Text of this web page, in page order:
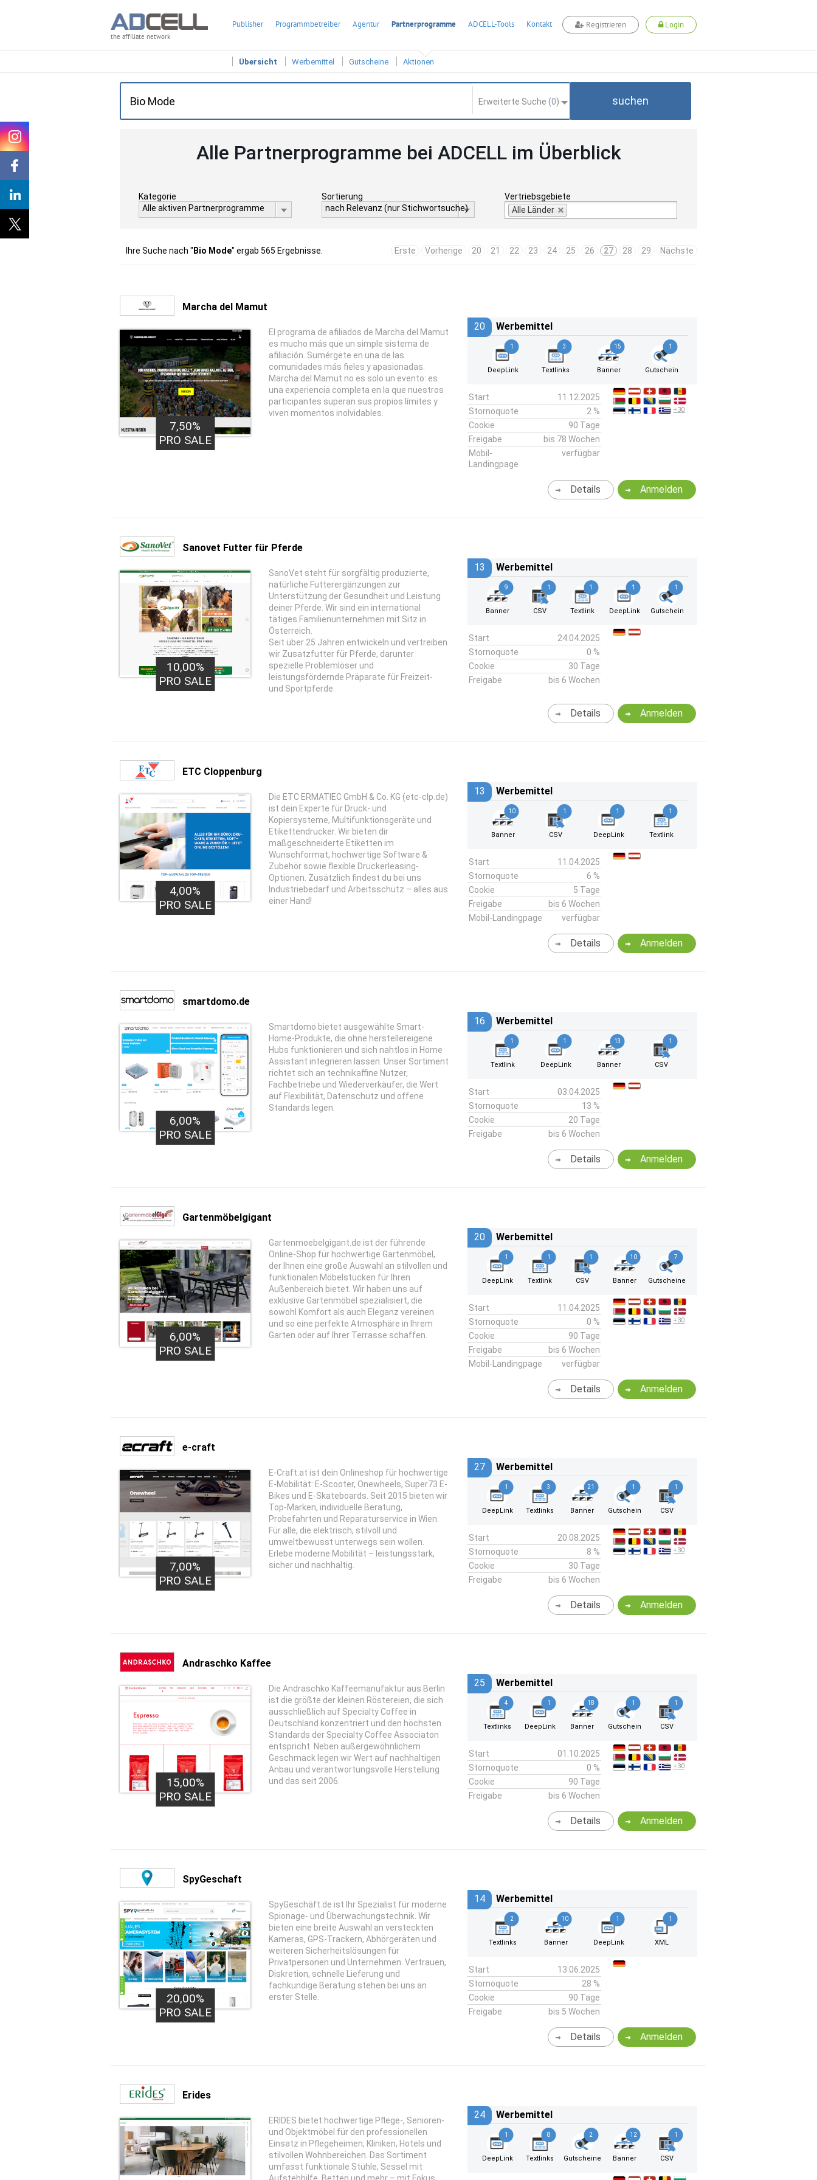
the affiliate network
Publisher Programmbetreiber Agentur Partnerprogramme ADCELL-Tools Kontakt Registrieren Login
Übersicht Werbemittel Gutscheine Aktionen
Erweiterte Suche (0) suchen
Alle Partnerprogramme bei ADCELL im Überblick
Kategorie
Alle aktiven Partnerprogramme
Sortierung
nach Relevanz (nur Stichwortsuche)
Vertriebsgebiete
Alle Länder
Ihre Suche nach " Bio Mode" ergab 565 Ergebnisse. Erste Vorherige 20 21 22 23 24 25 26 27 28 29 Nächste
Marcha del Mamut
7,50%
PRO SALE
El programa de afiliados de Marcha del Mamut
es mucho más que un simple sistema de
afiliación. Sumérgete en una de las
comunidades más fieles y apasionadas.
Marcha del Mamut no es solo un evento: es
una experiencia completa en la que nuestros
participantes superan sus propios límites y
viven momentos inolvidables.
20 Werbemittel
1
DeepLink
3
Textlinks
15
Banner
1
Gutschein
Start
11.12.2025
Stornoquote
2 %
Cookie
90 Tage
Freigabe
bis 78 Wochen
Mobil-
Landingpage
verfügbar
+30
Anmelden
Details
Sanovet Futter für Pferde
10,00%
PRO SALE
SanoVet steht für sorgfältig produzierte,
natürliche Futterergänzungen zur
Unterstützung der Gesundheit und Leistung
deiner Pferde. Wir sind ein international
tätiges Familienunternehmen mit Sitz in
Österreich.
Seit über 25 Jahren entwickeln und vertreiben
wir Zusatzfutter für Pferde, darunter
spezielle Problemlöser und
leistungsfördernde Präparate für Freizeit-
und Sportpferde.
13 Werbemittel
9
Banner
1
CSV
1
Textlink
1
DeepLink
1
Gutschein
Start
24.04.2025
Stornoquote
0 %
Cookie
30 Tage
Freigabe
bis 6 Wochen
Anmelden
Details
ETC Cloppenburg
4,00%
PRO SALE
Die ETC ERMATIEC GmbH & Co. KG (etc-clp.de)
ist dein Experte für Druck- und
Kopiersysteme, Multifunktionsgeräte und
Etikettendrucker. Wir bieten dir
maßgeschneiderte Etiketten im
Wunschformat, hochwertige Software &
Zubehör sowie flexible Druckerleasing-
Optionen. Zusätzlich findest du bei uns
Industriebedarf und Arbeitsschutz – alles aus
einer Hand!
13 Werbemittel
10
Banner
1
CSV
1
DeepLink
1
Textlink
Start
11.04.2025
Stornoquote
6 %
Cookie
5 Tage
Freigabe
bis 6 Wochen
Mobil-Landingpage
verfügbar
Anmelden
Details
smartdomo.de
6,00%
PRO SALE
Smartdomo bietet ausgewählte Smart-
Home-Produkte, die ohne herstellereigene
Hubs funktionieren und sich nahtlos in Home
Assistant integrieren lassen. Unser Sortiment
richtet sich an technikaffine Nutzer,
Fachbetriebe und Wiederverkäufer, die Wert
auf Flexibilität, Datenschutz und offene
Standards legen.
16 Werbemittel
1
Textlink
1
DeepLink
13
Banner
1
CSV
Start
03.04.2025
Stornoquote
13 %
Cookie
20 Tage
Freigabe
bis 6 Wochen
Anmelden
Details
Gartenmöbelgigant
6,00%
PRO SALE
Gartenmoebelgigant.de ist der führende
Online-Shop für hochwertige Gartenmöbel,
der Ihnen eine große Auswahl an stilvollen und
funktionalen Möbelstücken für Ihren
Außenbereich bietet. Wir haben uns auf
exklusive Gartenmöbel spezialisiert, die
sowohl Komfort als auch Eleganz vereinen
und so eine perfekte Atmosphäre in Ihrem
Garten oder auf Ihrer Terrasse schaffen.
20 Werbemittel
1
DeepLink
1
Textlink
1
CSV
10
Banner
7
Gutscheine
Start
11.04.2025
Stornoquote
0 %
Cookie
90 Tage
Freigabe
bis 6 Wochen
Mobil-Landingpage
verfügbar
+30
Anmelden
Details
e-craft
7,00%
PRO SALE
E-Craft.at ist dein Onlineshop für hochwertige
E-Mobilität: E-Scooter, Onewheels, Super73 E-
Bikes und E-Skateboards. Seit 2015 bieten wir
Top-Marken, individuelle Beratung,
Probefahrten und Reparaturservice in Wien.
Für alle, die elektrisch, stilvoll und
umweltbewusst unterwegs sein wollen.
Erlebe moderne Mobilität – leistungsstark,
sicher und nachhaltig.
27 Werbemittel
1
DeepLink
3
Textlinks
21
Banner
1
Gutschein
1
CSV
Start
20.08.2025
Stornoquote
8 %
Cookie
30 Tage
Freigabe
bis 6 Wochen
+30
Anmelden
Details
Andraschko Kaffee
15,00%
PRO SALE
Die Andraschko Kaffeemanufaktur aus Berlin
ist die größte der kleinen Röstereien, die sich
ausschließlich auf Specialty Coffee in
Deutschland konzentriert und den höchsten
Standards der Specialty Coffee Associaton
entspricht. Neben außergewöhnlichem
Geschmack legen wir Wert auf nachhaltigen
Anbau und verantwortungsvolle Herstellung
und das seit 2006.
25 Werbemittel
4
Textlinks
1
DeepLink
18
Banner
1
Gutschein
1
CSV
Start
01.10.2025
Stornoquote
0 %
Cookie
90 Tage
Freigabe
bis 6 Wochen
+30
Anmelden
Details
SpyGeschaft
20,00%
PRO SALE
SpyGeschäft.de ist Ihr Spezialist für moderne
Spionage- und Überwachungstechnik. Wir
bieten eine breite Auswahl an versteckten
Kameras, GPS-Trackern, Abhörgeräten und
weiteren Sicherheitslösungen für
Privatpersonen und Unternehmen. Vertrauen,
Diskretion, schnelle Lieferung und
fachkundige Beratung stehen bei uns an
erster Stelle.
14 Werbemittel
2
Textlinks
10
Banner
1
DeepLink
1
XML
Start
13.06.2025
Stornoquote
28 %
Cookie
90 Tage
Freigabe
bis 5 Wochen
Anmelden
Details
Erides
ERIDES bietet hochwertige Pflege-, Senioren-
und Objektmöbel für den professionellen
Einsatz in Pflegeheimen, Kliniken, Hotels und
stilvollen Wohnbereichen. Das Sortiment
umfasst funktionale Stühle, Sessel mit
24 Werbemittel
1
DeepLink
8
Textlinks
2
Gutscheine
12
Banner
1
CSV